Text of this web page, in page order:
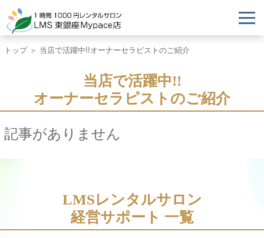
トップ＞ 当店で活躍中!!オーナーセラピストのご紹介
当店で活躍中!!
オーナーセラピストのご紹介
記事がありません
LMSレンタルサロン
経営サポート 一覧